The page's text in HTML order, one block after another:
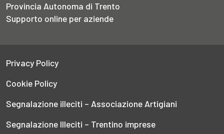
Provincia Autonoma di Trento
Supporto online per aziende
Privacy Policy
Cookie Policy
Segnalazione illeciti – Associazione Artigiani
Segnalazione Illeciti – Trentino imprese